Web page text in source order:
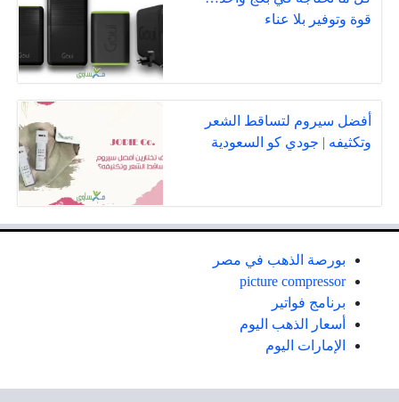
قوة وتوفير بلا عناء
أفضل سيروم لتساقط الشعر
وتكثيفه | جودي كو السعودية
بورصة الذهب في مصر
picture compressor
برنامج فواتير
أسعار الذهب اليوم
الإمارات اليوم